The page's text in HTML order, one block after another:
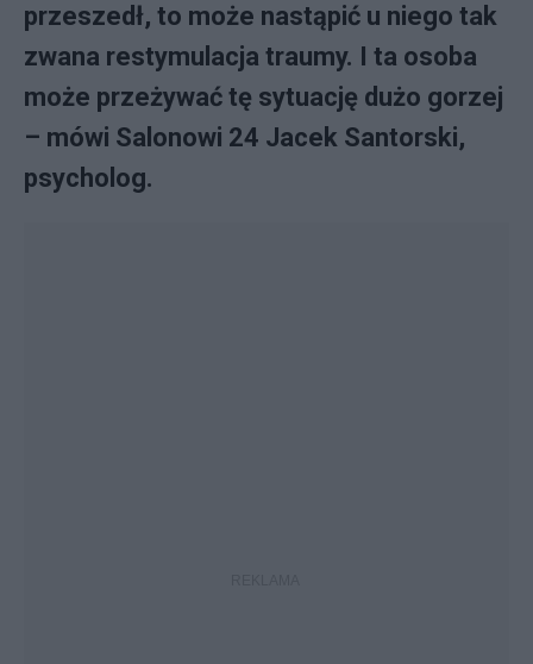
przeszedł, to może nastąpić u niego tak
zwana restymulacja traumy. I ta osoba
może przeżywać tę sytuację dużo gorzej
– mówi Salonowi 24 Jacek Santorski,
psycholog.